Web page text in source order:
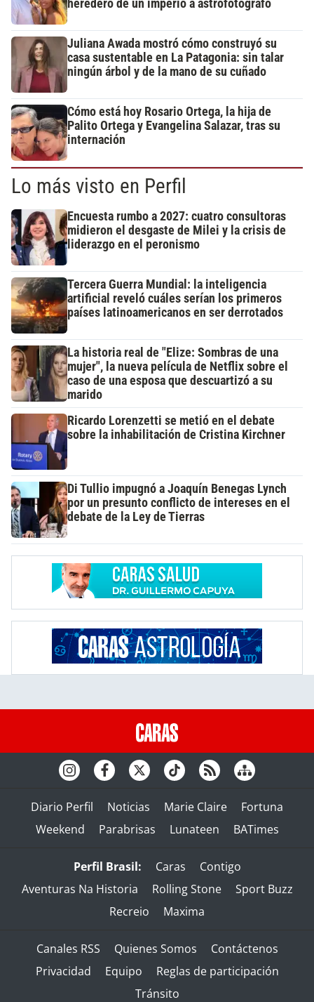
heredero de un imperio a astrofotógrafo
Juliana Awada mostró cómo construyó su
casa sustentable en La Patagonia: sin talar
ningún árbol y de la mano de su cuñado
Cómo está hoy Rosario Ortega, la hija de
Palito Ortega y Evangelina Salazar, tras su
internación
Lo más visto en Perfil
Encuesta rumbo a 2027: cuatro consultoras
midieron el desgaste de Milei y la crisis de
liderazgo en el peronismo
Tercera Guerra Mundial: la inteligencia
artificial reveló cuáles serían los primeros
países latinoamericanos en ser derrotados
La historia real de "Elize: Sombras de una
mujer", la nueva película de Netflix sobre el
caso de una esposa que descuartizó a su
marido
Ricardo Lorenzetti se metió en el debate
sobre la inhabilitación de Cristina Kirchner
Di Tullio impugnó a Joaquín Benegas Lynch
por un presunto conflicto de intereses en el
debate de la Ley de Tierras
Diario Perfil Noticias Marie Claire
Fortuna
Weekend
Parabrisas Lunateen BATimes
Perfil Brasil: Caras
Contigo
Aventuras Na Historia
Rolling Stone
Sport Buzz
Recreio
Maxima
Canales RSS Quienes Somos
Contáctenos
Privacidad
Equipo
Reglas de participación
Tránsito